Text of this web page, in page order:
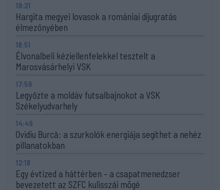
19:21
Hargita megyei lovasok a romániai díjugratás
élmezőnyében
18:51
Élvonalbeli kéziellenfelekkel tesztelt a
Marosvásárhelyi VSK
17:59
Legyőzte a moldáv futsalbajnokot a VSK
Székelyudvarhely
14:49
Ovidiu Burcă: a szurkolók energiája segíthet a nehéz
pillanatokban
12:18
Egy évtized a háttérben – a csapatmenedzser
bevezetett az SZFC kulisszái mögé